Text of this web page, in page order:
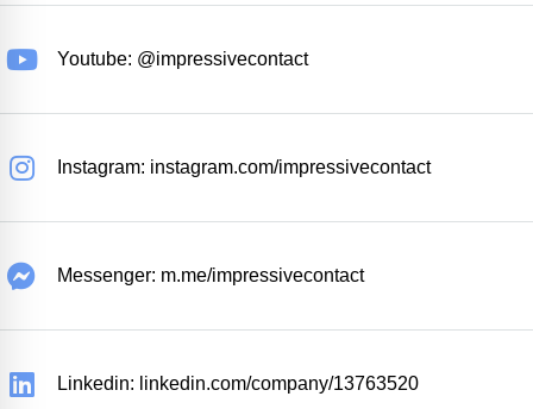
Youtube: @impressivecontact
Instagram: instagram.com/impressivecontact
Messenger: m.me/impressivecontact
Linkedin: linkedin.com/company/13763520